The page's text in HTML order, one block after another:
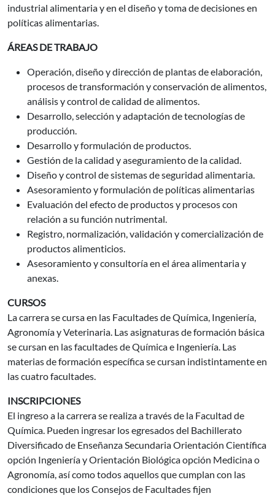
industrial alimentaria y en el diseño y toma de decisiones en
políticas alimentarias.
ÁREAS DE TRABAJO
Operación, diseño y dirección de plantas de elaboración,
procesos de transformación y conservación de alimentos,
análisis y control de calidad de alimentos.
Desarrollo, selección y adaptación de tecnologías de
producción.
Desarrollo y formulación de productos.
Gestión de la calidad y aseguramiento de la calidad.
Diseño y control de sistemas de seguridad alimentaria.
Asesoramiento y formulación de políticas alimentarias
Evaluación del efecto de productos y procesos con
relación a su función nutrimental.
Registro, normalización, validación y comercialización de
productos alimenticios.
Asesoramiento y consultoría en el área alimentaria y
anexas.
CURSOS
La carrera se cursa en las Facultades de Química, Ingeniería,
Agronomía y Veterinaria. Las asignaturas de formación básica
se cursan en las facultades de Química e Ingeniería. Las
materias de formación específica se cursan indistintamente en
las cuatro facultades.
INSCRIPCIONES
El ingreso a la carrera se realiza a través de la Facultad de
Química. Pueden ingresar los egresados del Bachillerato
Diversificado de Enseñanza Secundaria Orientación Científica
opción Ingeniería y Orientación Biológica opción Medicina o
Agronomía, así como todos aquellos que cumplan con las
condiciones que los Consejos de Facultades fijen